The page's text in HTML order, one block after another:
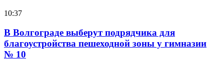
10:37
В Волгограде выберут подрядчика для
благоустройства пешеходной зоны у гимназии
№ 10